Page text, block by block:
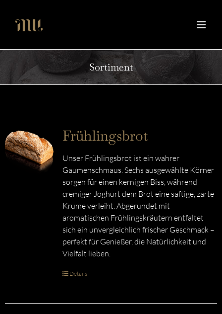
Inhalt
springen
Sortiment
Frühlingsbrot
Unser Frühlingsbrot ist ein wahrer
Gaumenschmaus. Sechs ausgewählte Körner
sorgen für einen kernigen Biss, während
cremiger Joghurt dem Brot eine saftige, zarte
Krume verleiht. Abgerundet mit
aromatischen Frühlingskräutern entfaltet
sich ein unvergleichlich frischer Geschmack –
perfekt für Genießer, die Natürlichkeit und
Vielfalt lieben.
Details